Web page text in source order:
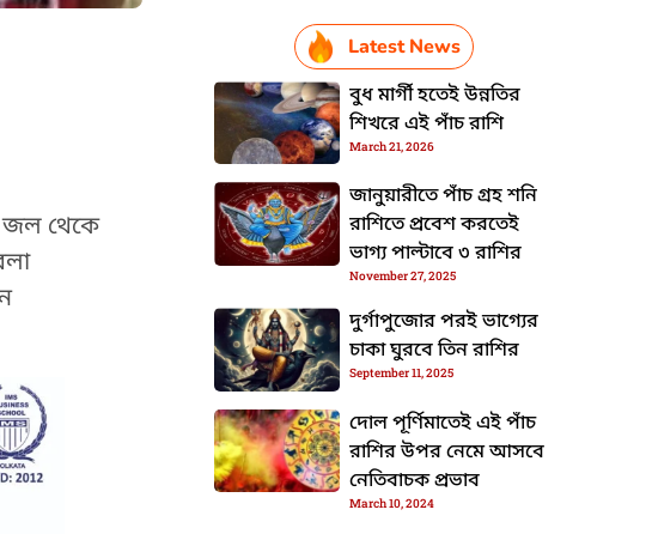
HTML / JS Code
জল থেকে
Latest News
বুধ মার্গী হতেই উন্নতির
শিখরে এই পাঁচ রাশি
March 21, 2026
জানুয়ারীতে পাঁচ গ্রহ শনি
রাশিতে প্রবেশ করতেই
ভাগ্য পাল্টাবে ৩ রাশির
November 27, 2025
দুর্গাপুজোর পরই ভাগ্যের
চাকা ঘুরবে তিন রাশির
September 11, 2025
দোল পূর্ণিমাতেই এই পাঁচ
রাশির উপর নেমে আসবে
নেতিবাচক প্রভাব
March 10, 2024